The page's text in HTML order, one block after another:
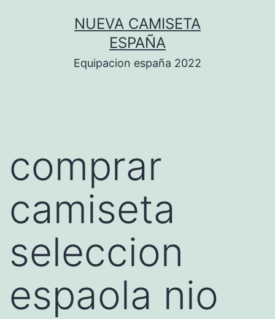
NUEVA CAMISETA
ESPAÑA
Equipacion españa 2022
comprar
camiseta
seleccion
espaola nio